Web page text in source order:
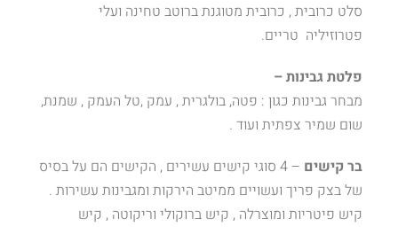
סלט כרובית , כרובית מטוגנת ברוטב טחינה ועלי
פטרוזיליה טריים.
פלטת גבינות –
מבחר גבינות כגון : פטה, בולגרית , עמק ,טל העמק , שמנת,
שום שמיר צפתית ועוד .
בר קישים
– 4 סוגי קישים עשירים , הקישים הם על בסיס
של בצק פריך ועשויים ממיטב הירקות ומגבינות עשירות .
קיש פיטריות ומוצרלה , קיש ברוקולי וריקוטה , קיש